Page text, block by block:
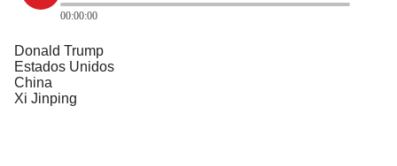
00:00:00
Donald Trump
Estados Unidos
China
Xi Jinping